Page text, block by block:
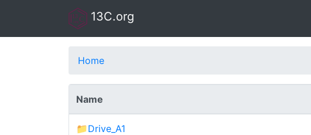
13C.org
Home
Name
📁Drive_A1